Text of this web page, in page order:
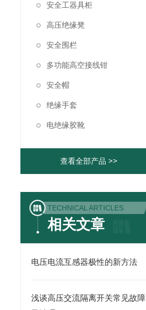
安全工器具柜
高压绝缘凳
安全围栏
多功能高空接线钳
安全帽
绝缘手套
电绝缘胶靴
查看全部产品 >>
TECHNICAL ARTICLES
相关文章
电压电流互感器极性的新方法
浅谈高压交流隔离开关常见故障